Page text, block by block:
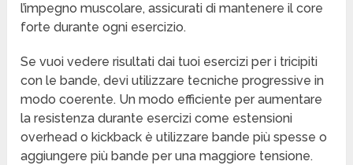
l’impegno muscolare, assicurati di mantenere il core
forte durante ogni esercizio.
Se vuoi vedere risultati dai tuoi esercizi per i tricipiti
con le bande, devi utilizzare tecniche progressive in
modo coerente. Un modo efficiente per aumentare
la resistenza durante esercizi come estensioni
overhead o kickback è utilizzare bande più spesse o
aggiungere più bande per una maggiore tensione.